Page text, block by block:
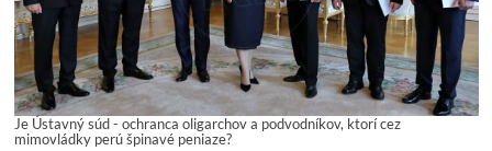
Je Ústavný súd - ochranca oligarchov a podvodníkov, ktorí cez
mimovládky perú špinavé peniaze?